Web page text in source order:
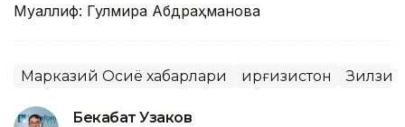
Муаллиф: Гулмира Абдраҳманова
Марказий Осиё хабарлари Қирғизистон
Бекабат Узаков